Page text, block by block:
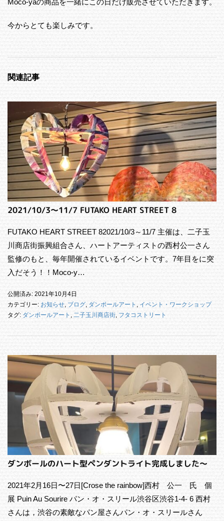
Moco-yaの商品を一緒にこの日だけ販売させていただきます。
今からとても楽しみです。
関連記事
2021/10/3～11/7 FUTAKO HEART STREET 8
FUTAKO HEART STREET 82021/10/3～11/7 主催は、二子玉
川商店街振興組合さん、ハートアーティストの西村公一さん
監修のもと、毎年開催されているイベントです。7年目をに突
入だそう！！Moco-y…
公開済み: 2021年10月4日
カテゴリー: お知らせ, ブログ, ダンボールアート , イベント・ワークショップ
タグ: ダンボールアート , 二子玉川商店街, フタコストリート
ダンボールのハート型ペンダントライト完成しました〜
2021年2月16日〜27日[Crose the rainbow]西村 公一 氏 個
展 Puin Au Sourire パン・オ・スリール渋谷区渋谷1-4- 6 西村
さんは，渋谷の素敵なパン屋さんパン・オ・スリールさん